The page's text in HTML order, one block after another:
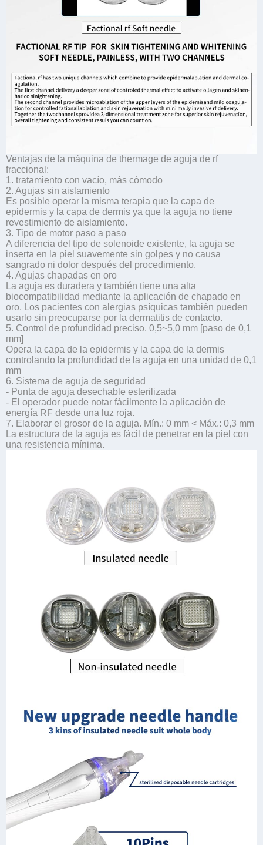
Ventajas de la máquina de thermage de aguja de rf
fraccional:
1. tratamiento con vacío, más cómodo
2. Agujas sin aislamiento
Es posible operar la misma terapia que la capa de
epidermis y la capa de dermis ya que la aguja no tiene
revestimiento de aislamiento.
3. Tipo de motor paso a paso
A diferencia del tipo de solenoide existente, la aguja se
inserta en la piel suavemente sin golpes y no causa
sangrado ni dolor después del procedimiento.
4. Agujas chapadas en oro
La aguja es duradera y también tiene una alta
biocompatibilidad mediante la aplicación de chapado en
oro. Los pacientes con alergias psíquicas también pueden
usarlo sin preocuparse por la dermatitis de contacto.
5. Control de profundidad preciso. 0,5~5,0 mm [paso de 0,1
mm]
Opera la capa de la epidermis y la capa de la dermis
controlando la profundidad de la aguja en una unidad de 0,1
mm
6. Sistema de aguja de seguridad
- Punta de aguja desechable esterilizada
- El operador puede notar fácilmente la aplicación de
energía RF desde una luz roja.
7. Elaborar el grosor de la aguja. Mín.: 0 mm < Máx.: 0,3 mm
La estructura de la aguja es fácil de penetrar en la piel con
una resistencia mínima.